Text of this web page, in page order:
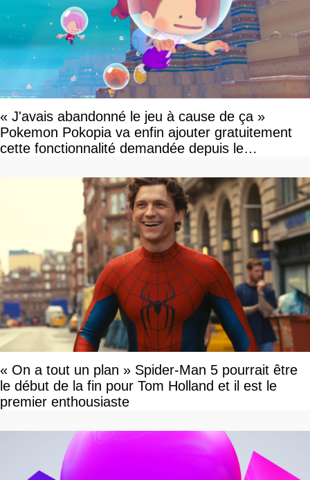
« J'avais abandonné le jeu à cause de ça »
Pokemon Pokopia va enfin ajouter gratuitement
cette fonctionnalité demandée depuis le
« On a tout un plan » Spider-Man 5 pourrait être
le début de la fin pour Tom Holland et il est le
premier enthousiaste